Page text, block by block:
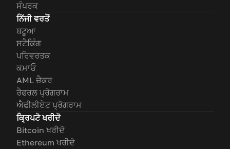
ਸੰਪਰਕ
ਨਿੱਜੀ ਵਰਤੋਂ
ਬਟੂਆ
ਸਟੈਕਿੰਗ
ਪਰਿਵਰਤਕ
ਕਮਾਓ
AML ਚੈਕਰ
ਰੈਫਰਲ ਪ੍ਰੋਗਰਾਮ
ਐਫੀਲੀਏਟ ਪ੍ਰੋਗਰਾਮ
ਕ੍ਰਿਪਟੋ ਖਰੀਦੋ
Bitcoin ਖਰੀਦੋ
Ethereum ਖਰੀਦੋ